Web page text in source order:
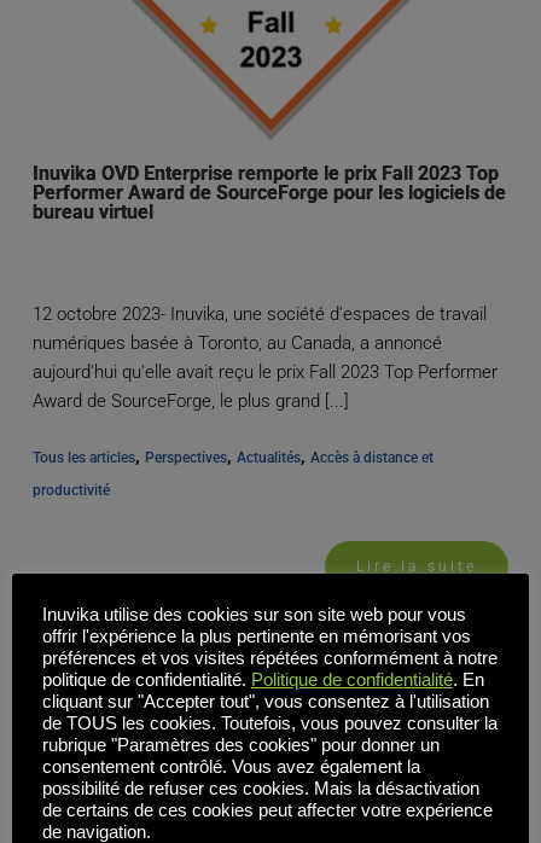
Inuvika OVD Enterprise remporte le prix Fall 2023 Top
Performer Award de SourceForge pour les logiciels de
bureau virtuel
12 octobre 2023- Inuvika, une société d'espaces de travail
numériques basée à Toronto, au Canada, a annoncé
aujourd'hui qu'elle avait reçu le prix Fall 2023 Top Performer
Award de SourceForge, le plus grand [...]
Tous les articles, Perspectives, Actualités, Accès à distance et
productivité
Lire la suite
Inuvika utilise des cookies sur son site web pour vous
offrir l'expérience la plus pertinente en mémorisant vos
préférences et vos visites répétées conformément à notre
politique de confidentialité. Politique de confidentialité. En
cliquant sur "Accepter tout", vous consentez à l'utilisation
de TOUS les cookies. Toutefois, vous pouvez consulter la
rubrique "Paramètres des cookies" pour donner un
consentement contrôlé. Vous avez également la
possibilité de refuser ces cookies. Mais la désactivation
de certains de ces cookies peut affecter votre expérience
de navigation.